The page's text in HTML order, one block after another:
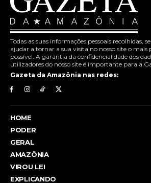
Todas as suas informações pessoais recolhidas,
ajudar a tornar a sua visita no nosso site o
possível. A garantia da confidencialidade dos
utilizadores do nosso site é importante para a
Gazeta da Amazônia nas redes:
HOME
PODER
GERAL
AMAZÔNIA
VIROU LEI
EXPLICANDO